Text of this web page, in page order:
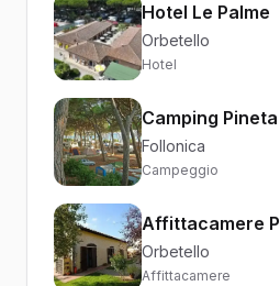
Hotel Le Palme
Orbetello
Hotel
Camping
Follonica
Campeggio
Orbetello
Affittacamere